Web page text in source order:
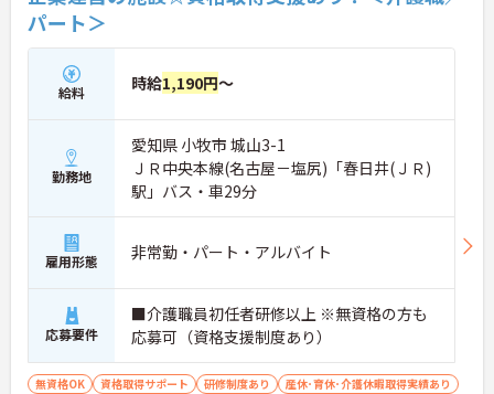
パート＞
給料 時給1,190円～
勤務地
愛知県 小牧市 城山3-1
ＪＲ中央本線(名古屋－塩尻)「春日井(ＪＲ)
駅」バス・車29分
雇用形態 非常勤・パート・アルバイト
応募要件
■介護職員初任者研修以上 ※無資格の方も
応募可（資格支援制度あり）
無資格OK 資格取得サポート 研修制度あり 産休･育休･介護休暇取得実績あり